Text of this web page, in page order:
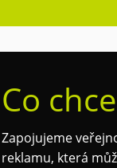
Co
Zapojujeme
reklamu, která